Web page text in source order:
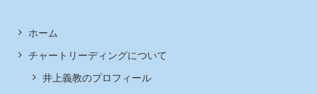
ホーム
チャートリーディングについて
井上義教のプロフィール